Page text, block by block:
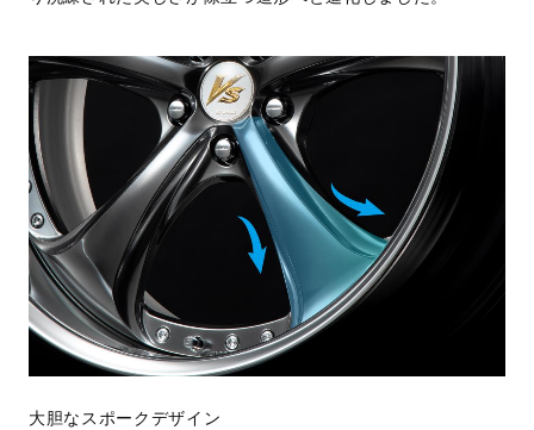
大胆なスポークデザイン